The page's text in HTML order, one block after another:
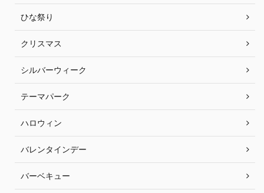
ひな祭り
クリスマス
シルバーウィーク
テーマパーク
ハロウィン
バレンタインデー
バーベキュー